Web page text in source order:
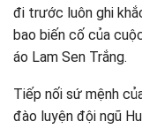
đi trước luôn ghi
bao biến cố của
áo Lam Sen Trắng.
Tiếp nối sứ mệnh
đào luyện đội ngũ